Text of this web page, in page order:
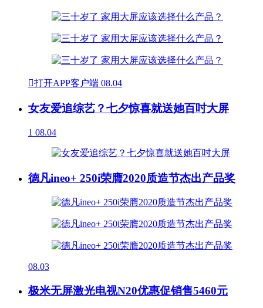
打开APP客户端 08.04
女友爱追综艺？七夕惊喜就送她百吋大屏
1 08.04
德凡ineo+ 250i荣膺2020质造节杰出产品奖
08.03
极米无屏激光电视N20优惠促销售5460元